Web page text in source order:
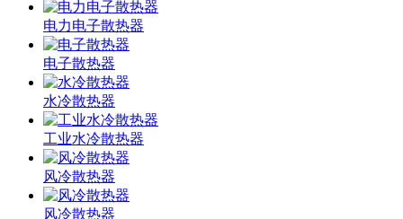
电力电子散热器
电子散热器
水冷散热器
工业水冷散热器
风冷散热器
风冷散热器